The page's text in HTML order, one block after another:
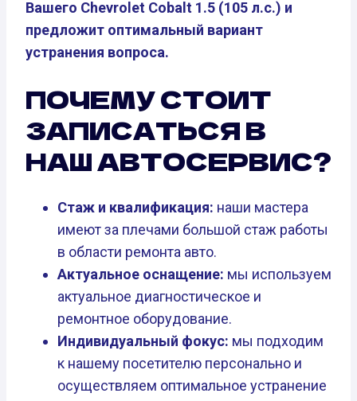
Вашего Chevrolet Cobalt 1.5 (105 л.с.) и
предложит оптимальный вариант
устранения вопроса.
ПОЧЕМУ СТОИТ
ЗАПИСАТЬСЯ В
НАШ АВТОСЕРВИС?
Стаж и квалификация: наши мастера
имеют за плечами большой стаж работы
в области ремонта авто.
Актуальное оснащение: мы используем
актуальное диагностическое и
ремонтное оборудование.
Индивидуальный фокус: мы подходим
к нашему посетителю персонально и
осуществляем оптимальное устранение